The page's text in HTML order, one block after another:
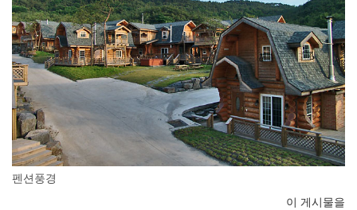
펜션풍경
이 게시물을